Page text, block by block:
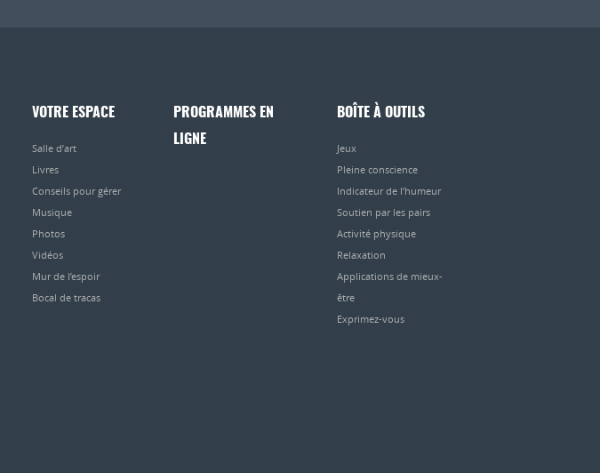
VOTRE ESPACE
Salle d’art
Livres
Conseils pour gérer
Musique
Photos
Vidéos
Mur de l’espoir
Bocal de tracas
PROGRAMMES EN
LIGNE
BOÎTE À OUTILS
Jeux
Pleine conscience
Indicateur de l’humeur
Soutien par les pairs
Activité physique
Relaxation
Applications de mieux-
être
Exprimez-vous